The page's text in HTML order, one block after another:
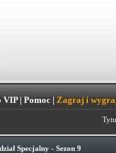
VIP| Pomoc| Zagraj i
Specjalny - Sezon 9